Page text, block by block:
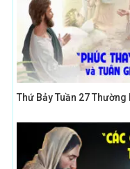
Thứ Bảy Tuần 27 Thường